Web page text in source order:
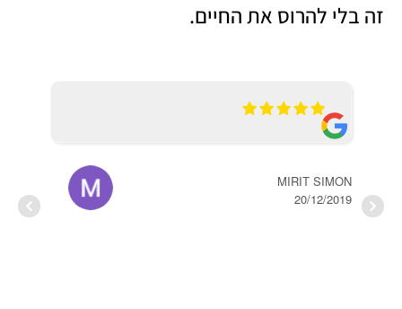
זה בלי להרוס את החיים.
MIRIT SIMON
20/12/2019